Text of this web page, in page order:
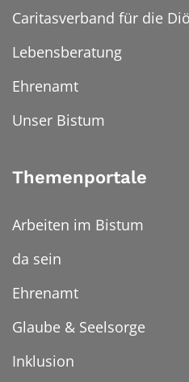
Caritasverband für die
Lebensberatung
Ehrenamt
Unser Bistum
Themenportale
Arbeiten im Bistum
da sein
Ehrenamt
Glaube & Seelsorge
Inklusion